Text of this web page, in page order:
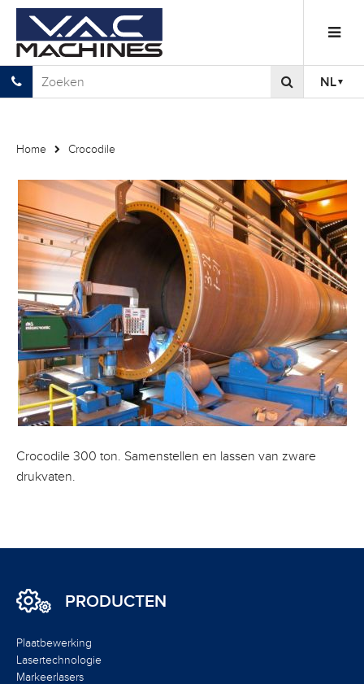
NL
Home Crocodile
Crocodile 300 ton. Samenstellen en lassen van zware
drukvaten.
PRODUCTEN
Plaatbewerking
Lasertechnologie
Markeerlasers